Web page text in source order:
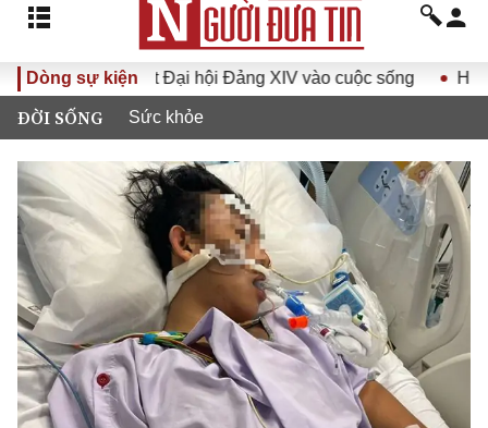
Dòng sự kiện
quyết Đại hội Đảng XIV vào cuộc sống Hướng tới
ĐỜI SỐNG Sức khỏe